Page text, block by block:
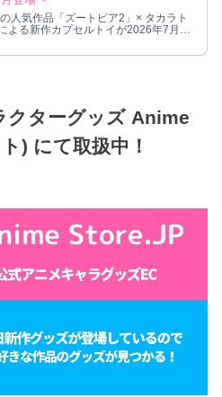
人気作品「ズートピア2」× タカラト
よる新作カプセルトイが2026年7月に
クターグッズ Anime
) にて取扱中！